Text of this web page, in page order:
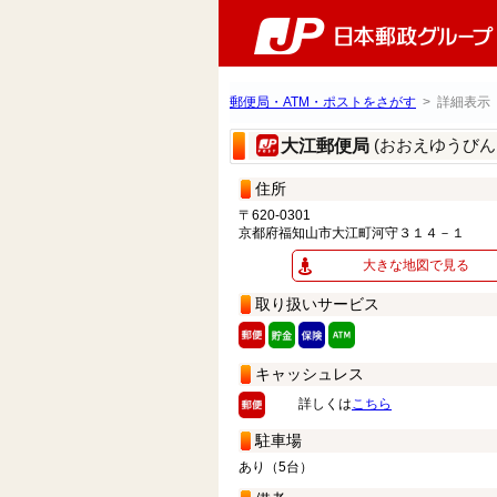
郵便局・ATM・ポストをさがす > 詳細表示
大江郵便局 (おおえゆうび
住所
〒620-0301
京都府福知山市大江町河守３１４－１
大きな地図で見る
取り扱いサービス
キャッシュレス
詳しくはこちら
駐車場
あり（5台）